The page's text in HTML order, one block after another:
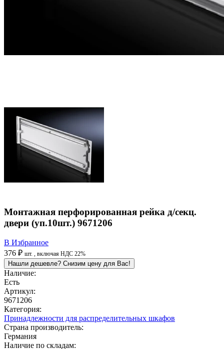
Монтажная перфорированная рейка д/секц.
двери (уп.10шт.) 9671206
В Избранное
376 ₽ шт. , включая НДС 22%
Нашли дешевле? Снизим цену для Вас!
Наличие:
Есть
Артикул:
9671206
Категория:
Принадлежности для распределительных шкафов
Страна производитель:
Германия
Наличие по складам: